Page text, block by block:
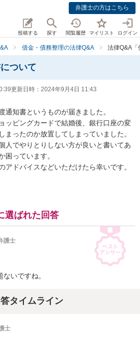
弁護士の方はこちら
投稿する 探す 閲覧履歴 マイリスト ログイン
借金・債務整理の法律Q&A 法律Q&A「
ついて
更新日時： 2024年9月4日 11:43
通知書というものが届きました。
ッピングカードで結婚後、銀行口座の変
まったのか放置してしまっていました。
人でやりとりしない方が良いと書いてあ
困っています。
アドバイスなどいただけたら幸いです。
選ばれた回答
護士
いですね。
タイムライン
士